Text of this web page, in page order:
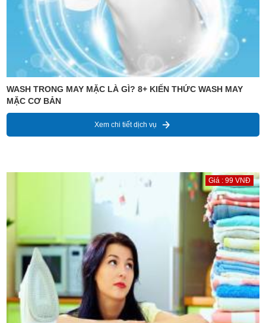
WASH TRONG MAY MẶC LÀ GÌ? 8+ KIẾN THỨC WASH MAY
MẶC CƠ BẢN
Xem chi tiết dịch vụ
Giá : 99 VNĐ